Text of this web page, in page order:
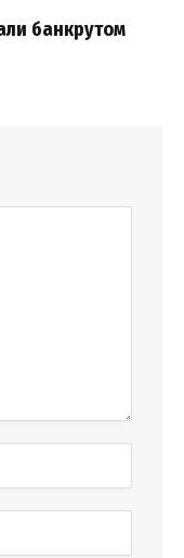
банкрутом